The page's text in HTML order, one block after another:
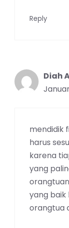
Reply
Diah
mendidik
harus
karena
yang
yang baik
orangtua